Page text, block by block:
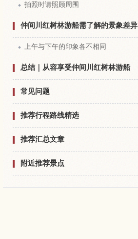
拍照时请照顾周围
仲间川红树林游船需了解的景象差异
上午与下午的印象各不相同
总结｜从容享受仲间川红树林游船
常见问题
推荐行程路线精选
推荐汇总文章
附近推荐景点